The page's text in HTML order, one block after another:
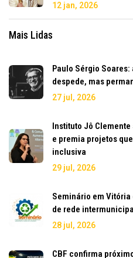
12 jan, 2026
Mais Lidas
Paulo Sérgio
despede, mas
27 jul, 2026
Instituto Jô
e premia projetos
inclusiva
29 jul, 2026
Seminário em
de rede
28 jul, 2026
CBF confirma